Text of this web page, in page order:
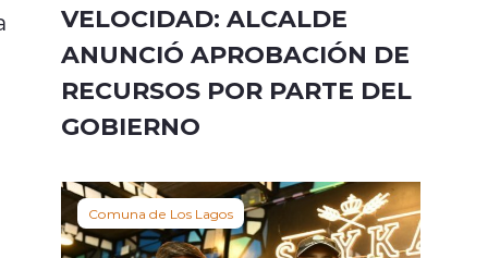
VELOCIDAD: ALCALDE
ANUNCIÓ APROBACIÓN DE
RECURSOS POR PARTE DEL
GOBIERNO
Comuna de Los Lagos